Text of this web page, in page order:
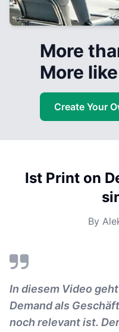
More
More
Create Your
Ist Print on
By
In diesem Video
Demand als
noch relevant ist.